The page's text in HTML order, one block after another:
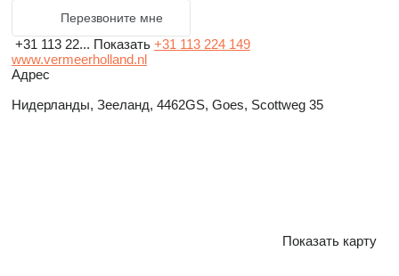
Перезвоните мне
+31 113 22... Показать +31 113 224 149
www.vermeerholland.nl
Адрес
Нидерланды, Зееланд, 4462GS, Goes, Scottweg 35
Показать карту